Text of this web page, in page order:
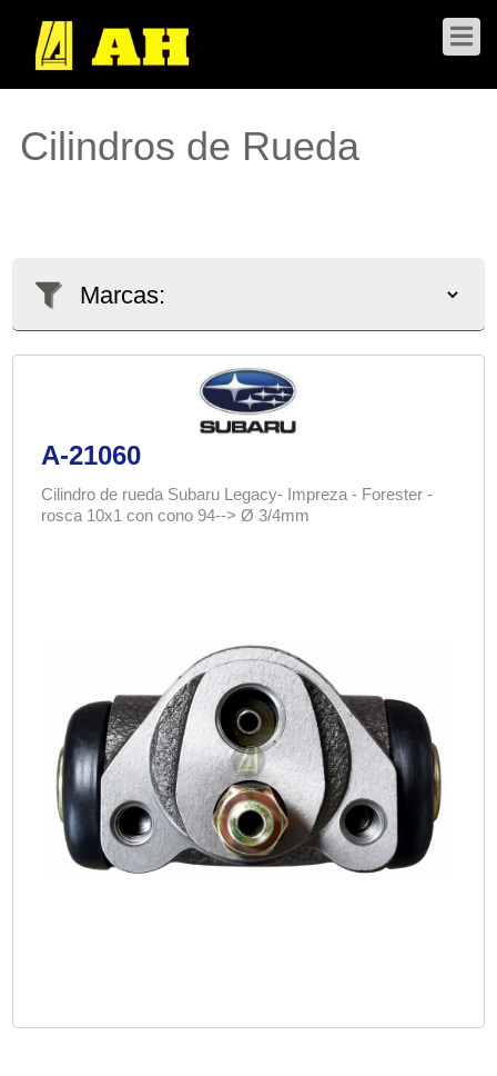
Cilindros de Rueda
A-21060
Cilindro de rueda Subaru Legacy- Impreza - Forester -
rosca 10x1 con cono 94--> Ø 3/4mm